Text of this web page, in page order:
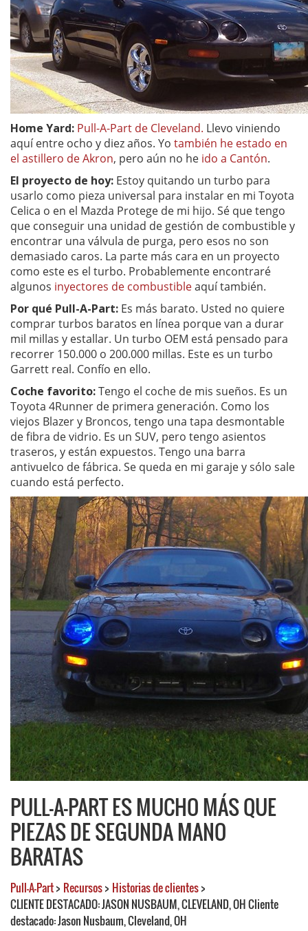
Home Yard: Pull-A-Part de Cleveland. Llevo viniendo
aquí entre ocho y diez años. Yo también he estado en
el astillero de Akron, pero aún no he ido a Cantón.
El proyecto de hoy: Estoy quitando un turbo para
usarlo como pieza universal para instalar en mi Toyota
Celica o en el Mazda Protege de mi hijo. Sé que tengo
que conseguir una unidad de gestión de combustible y
encontrar una válvula de purga, pero esos no son
demasiado caros. La parte más cara en un proyecto
como este es el turbo. Probablemente encontraré
algunos inyectores de combustibleaquí también.
Por qué Pull-A-Part: Es más barato. Usted no quiere
comprar turbos baratos en línea porque van a durar
mil millas y estallar. Un turbo OEM está pensado para
recorrer 150.000 o 200.000 millas. Este es un turbo
Garrett real. Confío en ello.
Coche favorito:Tengo el coche de mis sueños. Es un
Toyota 4Runner de primera generación. Como los
viejos Blazer y Broncos, tengo una tapa desmontable
de fibra de vidrio. Es un SUV, pero tengo asientos
traseros, y están expuestos. Tengo una barra
antivuelco de fábrica. Se queda en mi garaje y sólo sale
cuando está perfecto.
PULL-A-PART ES MUCHO MÁS QUE
PIEZAS DE SEGUNDA MANO
BARATAS
Pull-A-Part> Recursos> Historias de clientes>
CLIENTE DESTACADO: JASON NUSBAUM, CLEVELAND, OH Cliente
destacado: Jason Nusbaum, Cleveland, OH